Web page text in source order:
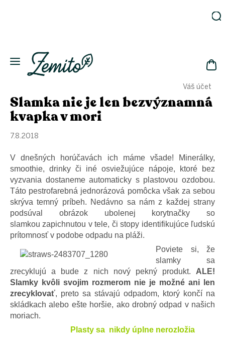
Váš účet
Ekodomácnosť
Ekologická
Kozmetika
Fľaše
Novinky
Eko
fľaše
Starostlivosť
o telo
proEXPORT_sk
Eko
domácnosť
teraz
zelenú
Ekodrogéria
Darčeky
Slamka nie je len bezvýznamná
kvapka v mori
7.8.2018
V dnešných horúčavách ich máme všade! Minerálky,
smoothie, drinky či iné osviežujúce nápoje, ktoré bez
vyzvania dostaneme automaticky s plastovou ozdobou.
Táto pestrofarebná jednorázová pomôcka však za sebou
skrýva temný príbeh. Nedávno sa nám z každej strany
podsúval obrázok ubolenej korytnačky so
slamkou zapichnutou v tele, či stopy identifikujúce ľudskú
prítomnosť v podobe odpadu na pláži.
Poviete si, že
slamky sa
zrecyklujú a bude z nich nový pekný produkt. ALE!
Slamky kvôli svojim rozmerom nie je možné ani len
zrecyklovať, preto sa stávajú odpadom, ktorý končí na
skládkach alebo ešte horšie, ako drobný odpad v našich
moriach.
Plasty sa nikdy úplne nerozložia